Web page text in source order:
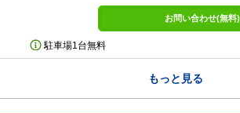
お問い合わせ(無料)
駐車場1台無料
もっと見る